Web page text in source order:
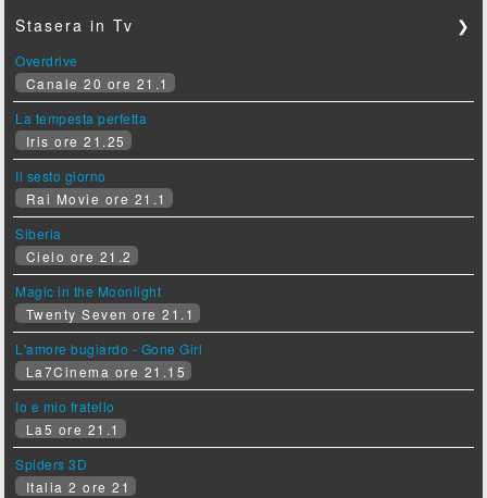
Stasera in Tv ❯
Overdrive
Canale 20 ore 21.1
La tempesta perfetta
Iris ore 21.25
Il sesto giorno
Rai Movie ore 21.1
Siberia
Cielo ore 21.2
Magic in the Moonlight
Twenty Seven ore 21.1
L'amore bugiardo - Gone Girl
La7Cinema ore 21.15
Io e mio fratello
La5 ore 21.1
Spiders 3D
Italia 2 ore 21